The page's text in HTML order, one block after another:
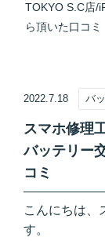
TOKYO S.C店/
ら頂いた口コミ
2022.7.18 バ
スマホ修理
バッテリー
コミ
こんにちは、
す。